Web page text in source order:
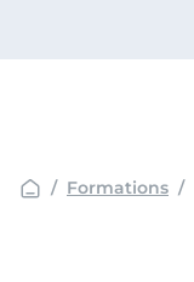
Formations